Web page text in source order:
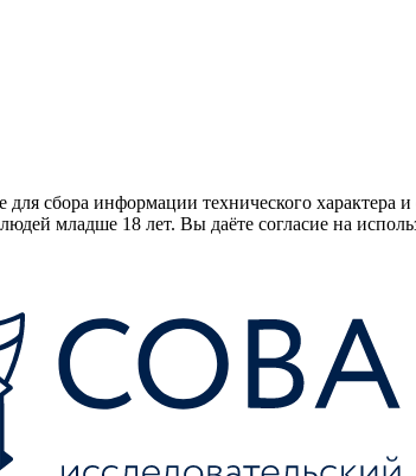
сбора информации технического характера
младше 18 лет. Вы даёте согласие на